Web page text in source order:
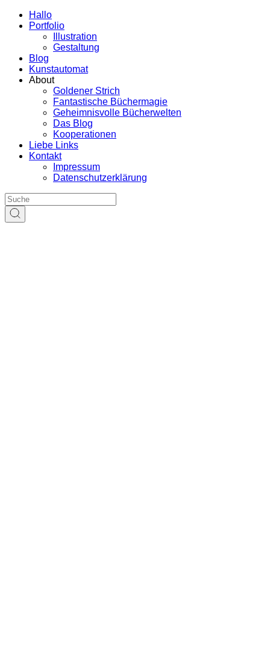
Hallo
Portfolio
Illustration
Gestaltung
Blog
Kunstautomat
About
Goldener Strich
Fantastische Büchermagie
Geheimnisvolle Bücherwelten
Das Blog
Kooperationen
Liebe Links
Kontakt
Impressum
Datenschutzerklärung